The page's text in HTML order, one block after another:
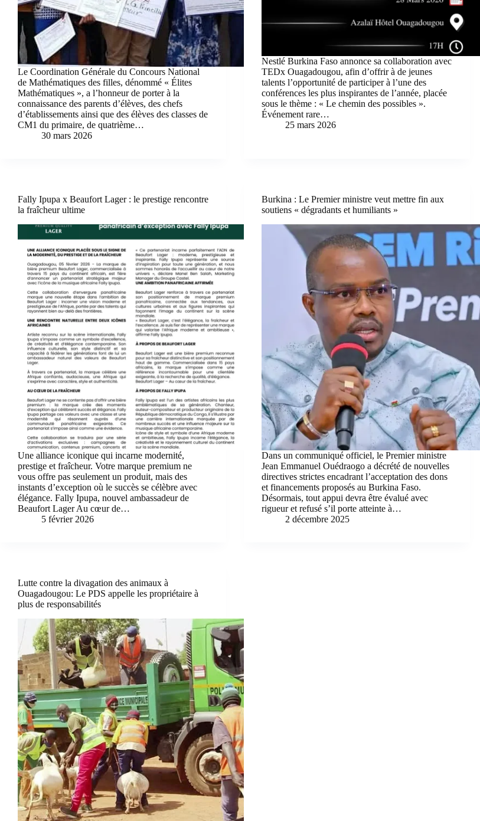
Le Coordination Générale du Concours National
de Mathématiques des filles, dénommé « Élites
Mathématiques », a l’honneur de porter à la
connaissance des parents d’élèves, des chefs
d’établissements ainsi que des élèves des classes de
CM1 du primaire, de quatrième…
30 mars 2026
Nestlé Burkina Faso annonce sa collaboration avec
TEDx Ouagadougou, afin d’offrir à de jeunes
talents l’opportunité de participer à l’une des
conférences les plus inspirantes de l’année, placée
sous le thème : « Le chemin des possibles ».
Événement rare…
25 mars 2026
Fally Ipupa x Beaufort Lager : le prestige rencontre
la fraîcheur ultime
Une alliance iconique qui incarne modernité,
prestige et fraîcheur. Votre marque premium ne
vous offre pas seulement un produit, mais des
instants d’exception où le succès se célèbre avec
élégance. Fally Ipupa, nouvel ambassadeur de
Beaufort Lager Au cœur de…
5 février 2026
Burkina : Le Premier ministre veut mettre fin aux
soutiens « dégradants et humiliants »
Dans un communiqué officiel, le Premier ministre
Jean Emmanuel Ouédraogo a décrété de nouvelles
directives strictes encadrant l’acceptation des dons
et financements proposés au Burkina Faso.
Désormais, tout appui devra être évalué avec
rigueur et refusé s’il porte atteinte à…
2 décembre 2025
Lutte contre la divagation des animaux à
Ouagadougou: Le PDS appelle les propriétaire à
plus de responsabilités